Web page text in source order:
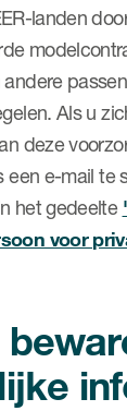
landen
Als u
deze
een e-mail te
het gedeelte
voor